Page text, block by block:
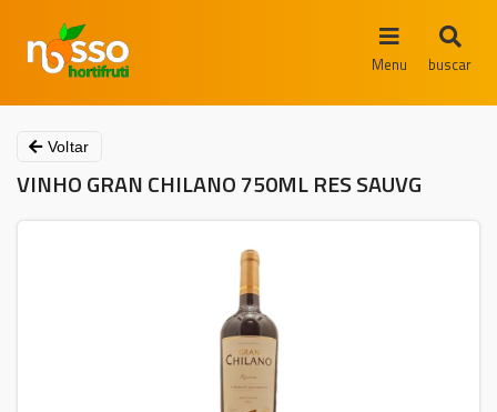
Menu buscar
Voltar
VINHO GRAN CHILANO 750ML RES SAUVG